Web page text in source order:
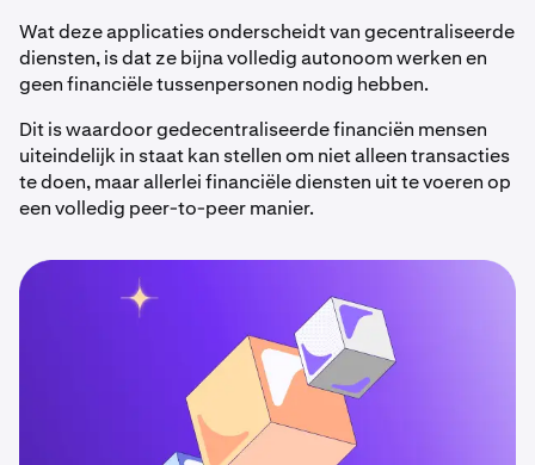
Wat deze applicaties onderscheidt van gecentraliseerde
diensten, is dat ze bijna volledig autonoom werken en
geen financiële tussenpersonen nodig hebben.
Dit is waardoor gedecentraliseerde financiën mensen
uiteindelijk in staat kan stellen om niet alleen transacties
te doen, maar allerlei financiële diensten uit te voeren op
een volledig peer-to-peer manier.